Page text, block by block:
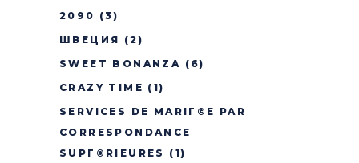
2090 (3)
ШВЕЦИЯ (2)
SWEET BONANZA (6)
CRAZY TIME (1)
SERVICES DE MARIГ©E PAR
CORRESPONDANCE
SUPГ©RIEURES
(1)